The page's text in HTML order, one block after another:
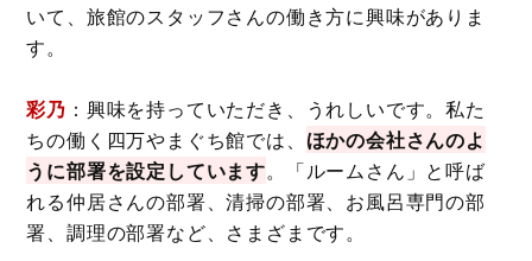
いて、旅館のスタッフさんの働き方に興味がありま
す。
彩乃 ：興味を持っていただき、うれしいです。私た
ちの働く四万やまぐち館では、 ほかの会社さんのよ
うに部署を設定しています。「ルームさん」と呼ば
れる仲居さんの部署、清掃の部署、お風呂専門の部
署、調理の部署など、さまざまです。